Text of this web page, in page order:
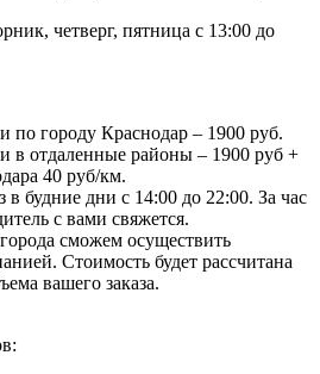
четверг, пятница с 13:00 до
по городу Краснодар – 1900 руб.
в отдаленные районы – 1900 руб +
40 руб/км.
в будние дни с 14:00 до 22:00. За час
с вами свяжется.
сможем осуществить
Стоимость будет рассчитана
вашего заказа.